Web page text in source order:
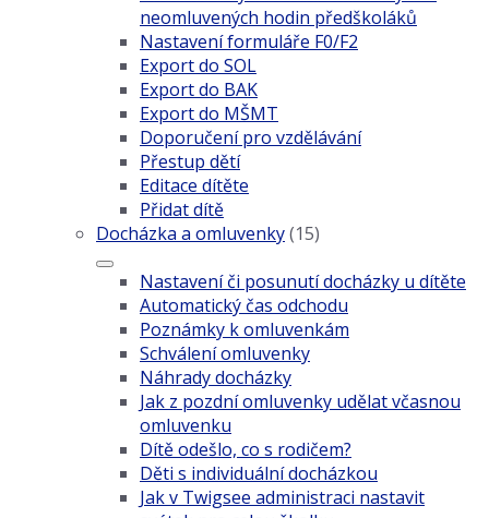
neomluvených hodin předškoláků
Nastavení formuláře F0/F2
Export do SOL
Export do BAK
Export do MŠMT
Doporučení pro vzdělávání
Přestup dětí
Editace dítěte
Přidat dítě
Docházka a omluvenky(15)
Nastavení či posunutí docházky u dítěte
Automatický čas odchodu
Poznámky k omluvenkám
Schválení omluvenky
Náhrady docházky
Jak z pozdní omluvenky udělat včasnou
omluvenku
Dítě odešlo, co s rodičem?
Děti s individuální docházkou
Jak v Twigsee administraci nastavit